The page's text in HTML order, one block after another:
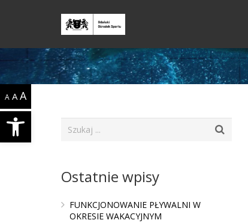
Open toolbar
A A A
Ostatnie wpisy
FUNKCJONOWANIE PŁYWALNI W
OKRESIE WAKACYJNYM